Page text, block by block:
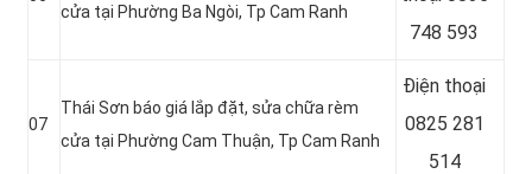
cửa tại Phường Ba Ngòi, Tp Cam Ranh
748 593
07
Thái Sơn báo giá lắp đặt, sửa chữa rèm
cửa tại Phường Cam Thuận, Tp Cam Ranh
Điện thoại
0825 281
514